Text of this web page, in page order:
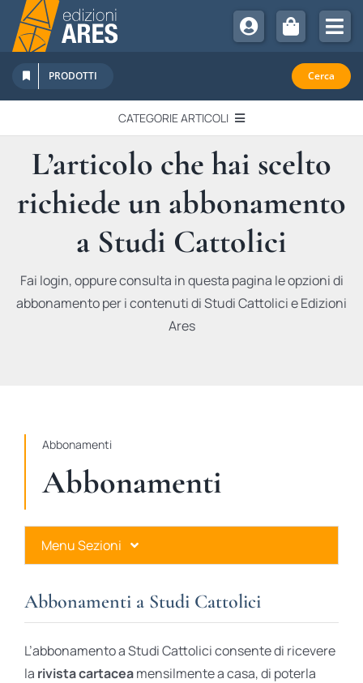
Salta
contenuto
Chi Siamo
Sostienici
Abbonamenti
Promozioni
Newsletter
PRODOTTI Cerca
CATEGORIE ARTICOLI
EDITORIALI
IN QUESTO NUMERO
RECENSIONI
L’articolo che hai scelto
richiede un abbonamento
a Studi Cattolici
Fai login, oppure consulta in questa pagina le opzioni di
abbonamento per i contenuti di Studi Cattolici e Edizioni
Ares
Abbonamenti
Abbonamenti
Menu Sezioni
Ares Gold
Ares Digital
Abbonamenti a Studi Cattolici
L’abbonamento a Studi Cattolici consente di ricevere
la rivista cartaceamensilmente a casa, di poterla